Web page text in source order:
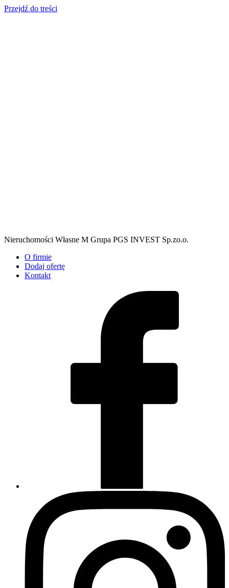
Przejdź do treści
Nieruchomości Własne M Grupa PGS INVEST Sp.zo.o.
O firmie
Dodaj ofertę
Kontakt